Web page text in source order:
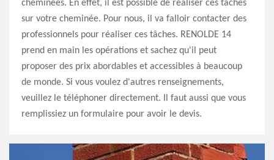
cheminées. En effet, il est possible de réaliser ces tâches
sur votre cheminée. Pour nous, il va falloir contacter des
professionnels pour réaliser ces tâches. RENOLDE 14
prend en main les opérations et sachez qu'il peut
proposer des prix abordables et accessibles à beaucoup
de monde. Si vous voulez d'autres renseignements,
veuillez le téléphoner directement. Il faut aussi que vous
remplissiez un formulaire pour avoir le devis.